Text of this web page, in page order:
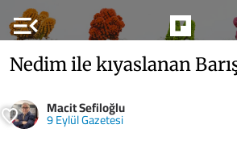
menu_open
Nedim ile kıyaslanan
Macit Sefiloğlu
9 Eylül Gazetesi